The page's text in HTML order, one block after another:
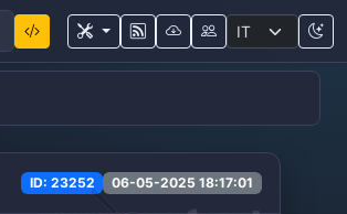
ID: 23252 06-05-2025 18:17:01